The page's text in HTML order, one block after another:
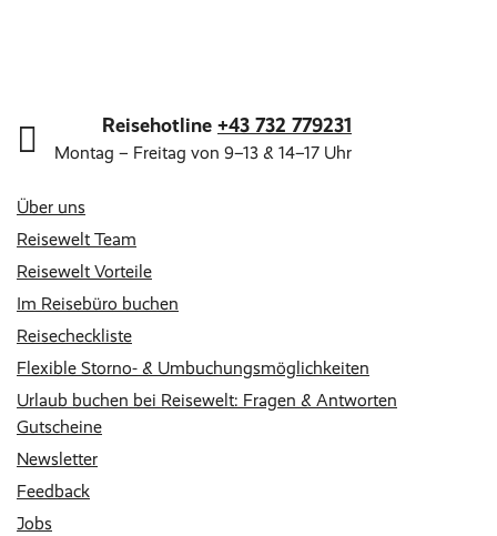
Über uns
Reisewelt Team
Reisewelt Vorteile
Im Reisebüro buchen
Reisecheckliste
Flexible Storno- & Umbuchungsmöglichkeiten
Urlaub buchen bei Reisewelt: Fragen & Antworten
Gutscheine
Newsletter
Feedback
Jobs
Reisehotline +43 732 779231
Montag – Freitag von 9–13 & 14–17 Uhr